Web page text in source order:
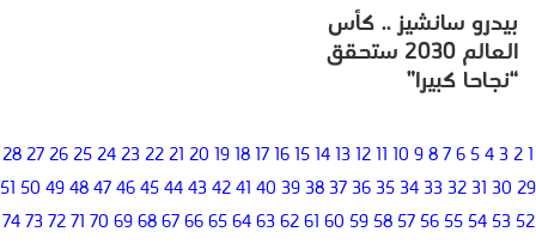
بيدرو سانشيز .. كأس
العالم 2030 ستحقق
“نجاحا كبيرا”
1
2
3
4
5
6
7
8
9
10
11
12
13
14
15
16
17
18
19
20
21
22
23
24
25
26
27
28
29
30
31
32
33
34
35
36
37
38
39
40
41
42
43
44
45
46
47
48
49
50
51
52
53
54
55
56
57
58
59
60
61
62
63
64
65
66
67
68
69
70
71
72
73
74